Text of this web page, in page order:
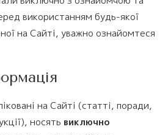
використанням будь-якої
на Сайті, уважно ознайомтеся
на Сайті (статті, поради,
носять виключно